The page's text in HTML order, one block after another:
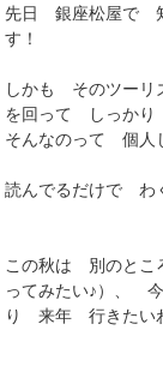
先日 銀座松屋で
す！
しかも そのツーリ
を回って しっかり
そんなのって 個
読んでるだけで わ
この秋は 別のとこ
ってみたい♪）、
り 来年 行きた